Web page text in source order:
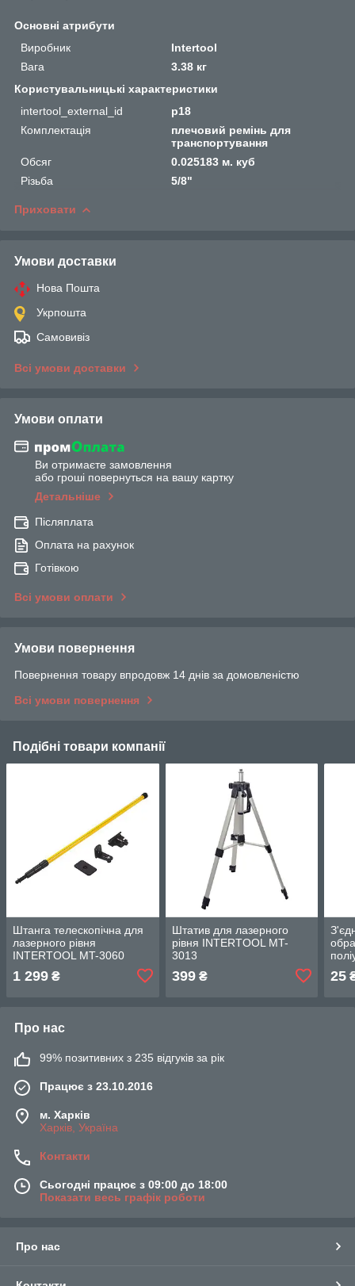
Основні атрибути
Виробник
Intertool
Вага
3.38 кг
Користувальницькі характеристики
intertool_external_id
p18
Комплектація
плечовий ремінь для
транспортування
Обсяг
0.025183 м. куб
Різьба
5/8"
Приховати
Умови доставки
Нова Пошта
Укрпошта
Самовивіз
Всі умови доставки
Умови оплати
Ви отримаєте замовлення
або гроші повернуться на вашу картку
Детальніше
Післяплата
Оплата на рахунок
Готівкою
Всі умови оплати
Умови повернення
Повернення товару впродовж 14 днів за домовленістю
Всі умови повернення
Подібні товари компанії
Штанга телескопічна для
лазерного рівня
INTERTOOL MT-3060
1 299 ₴
Штатив для лазерного
рівня INTERTOOL MT-
3013
399₴ 25
Про нас
99% позитивних з 235 відгуків за рік
Працює з 23.10.2016
м. Харків
Харків, Україна
Контакти
Сьогодні працює з 09:00 до 18:00
Показати весь графік роботи
Про нас